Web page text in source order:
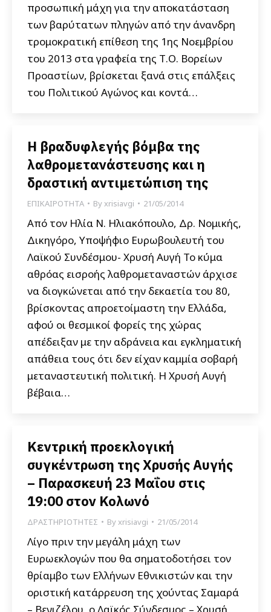
προσωπική μάχη για την αποκατάσταση
των βαρύτατων πληγών από την άνανδρη
τρομοκρατική επίθεση της 1ης Νοεμβρίου
του 2013 στα γραφεία της Τ.Ο. Βορείων
Προαστίων, βρίσκεται ξανά στις επάλξεις
του Πολιτικού Αγώνος και κοντά…
Η βραδυφλεγής βόμβα της
λαθρομετανάστευσης και η
δραστική αντιμετώπιση της
ΕΠΙΚΑΙΡΟΤΗΤΑ Byxrisiavgi 21/05/2014
Από τον Ηλία Ν. Ηλιακόπουλο, Δρ. Νομικής,
Δικηγόρο, Υποψήφιο Ευρωβουλευτή του
Λαϊκού Συνδέσμου- Χρυσή Αυγή Το κύμα
αθρόας εισροής λαθρομεταναστών άρχισε
να διογκώνεται από την δεκαετία του 80,
βρίσκοντας απροετοίμαστη την Ελλάδα,
αφού οι θεσμικοί φορείς της χώρας
απέδειξαν με την αδράνεια και εγκληματική
απάθεια τους ότι δεν είχαν καμμία σοβαρή
μεταναστευτική πολιτική. Η Χρυσή Αυγή
βέβαια…
Κεντρική προεκλογική
συγκέντρωση της Χρυσής Αυγής
– Παρασκευή 23 Μαΐου στις
19:00 στον Κολωνό
ΔΡΑΣΤΗΡΙΟΤΗΤΕΣ Byxrisiavgi 21/05/2014
Λίγο πριν την μεγάλη μάχη των
Ευρωεκλογών που θα σηματοδοτήσει τον
θρίαμβο των Ελλήνων Εθνικιστών και την
οριστική κατάρρευση της χούντας Σαμαρά